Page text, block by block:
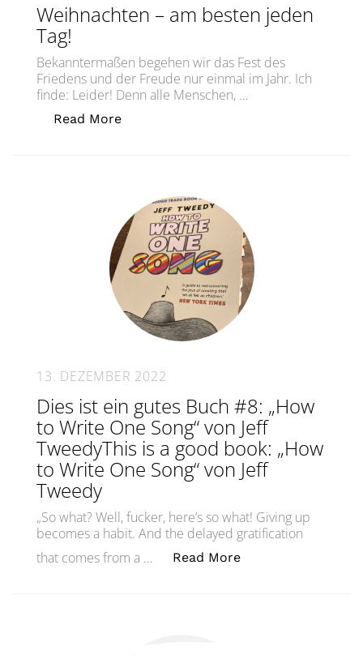
Weihnachten – am besten jeden
Tag!
Bekanntermaßen begehen wir das Fest des
Friedens und der Freude nur einmal im Jahr. Ich
finde: Leider! Denn alle Menschen, …
Read More„Weihnachten – am besten jeden Tag!“
13. DEZEMBER 2022
Dies ist ein gutes Buch #8: „How
to Write One Song“ von Jeff
TweedyThis is a good book: „How
to Write One Song“ von Jeff
Tweedy
„So what? Well, fucker, here’s so what! Giving up
becomes a habit. And the delayed gratification
that comes from a …
Read More„Dies ist ein gutes